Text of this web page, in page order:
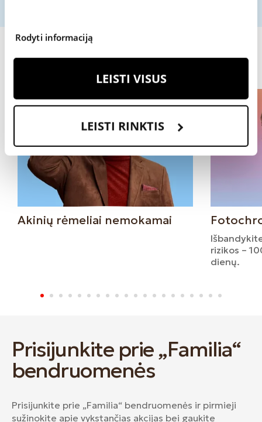
Rodyti informaciją
LEISTI VISUS
LEISTI RINKTIS
Kiti pasiūlymai
Akinių rėmeliai nemokamai
rizikos –
dienų.
Prisijunkite prie „Familia“
bendruomenės
Prisijunkite prie „Familia“ bendruomenės ir pirmieji
sužinokite apie vykstančias akcijas bei gaukite